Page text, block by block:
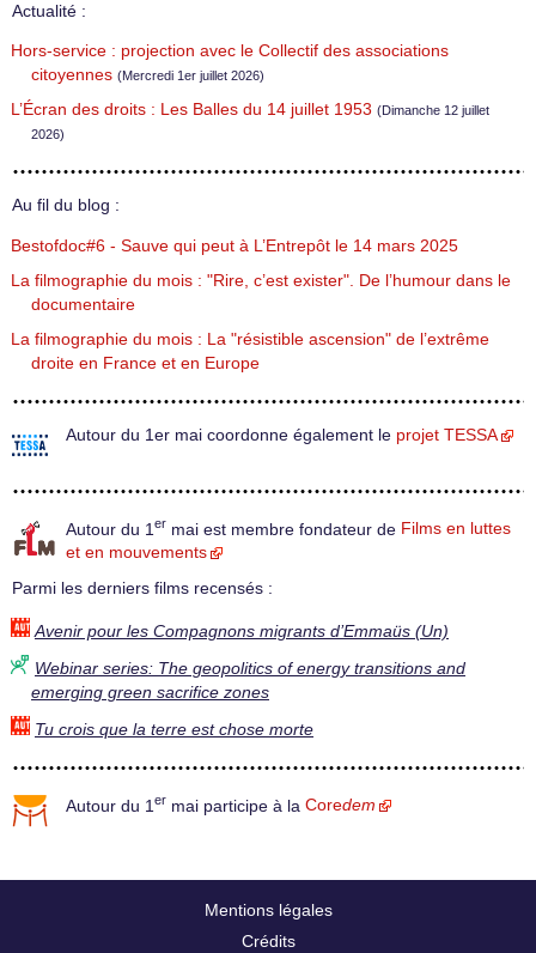
Actualité :
Hors-service : projection avec le Collectif des associations
citoyennes (Mercredi 1er juillet 2026)
L’Écran des droits : Les Balles du 14 juillet 1953 (Dimanche 12 juillet
2026)
Au fil du blog :
Bestofdoc#6 - Sauve qui peut à L’Entrepôt le 14 mars 2025
La filmographie du mois : "Rire, c’est exister". De l’humour dans le
documentaire
La filmographie du mois : La "résistible ascension" de l’extrême
droite en France et en Europe
Autour du 1er mai coordonne également le projet TESSA
Autour du 1 er mai est membre fondateur de Films en luttes
et en mouvements
Parmi les derniers films recensés :
Avenir pour les Compagnons migrants d’Emmaüs (Un)
Webinar series: The geopolitics of energy transitions and
emerging green sacrifice zones
Tu crois que la terre est chose morte
Autour du 1 er mai participe à la Coredem
Mentions légales
Crédits